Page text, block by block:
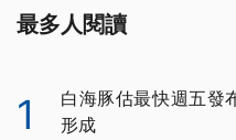
最多人閱讀
1
白海豚估最快週五發
形成